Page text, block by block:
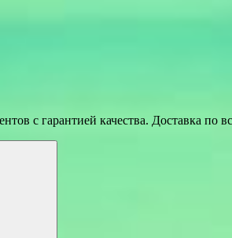
с гарантией качества. Доставка по